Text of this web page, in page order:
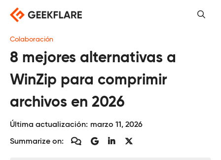
Saltar
contenido
Colaboración
8 mejores alternativas a
WinZip para comprimir
archivos en 2026
Última actualización: marzo 11, 2026
Summarize on: